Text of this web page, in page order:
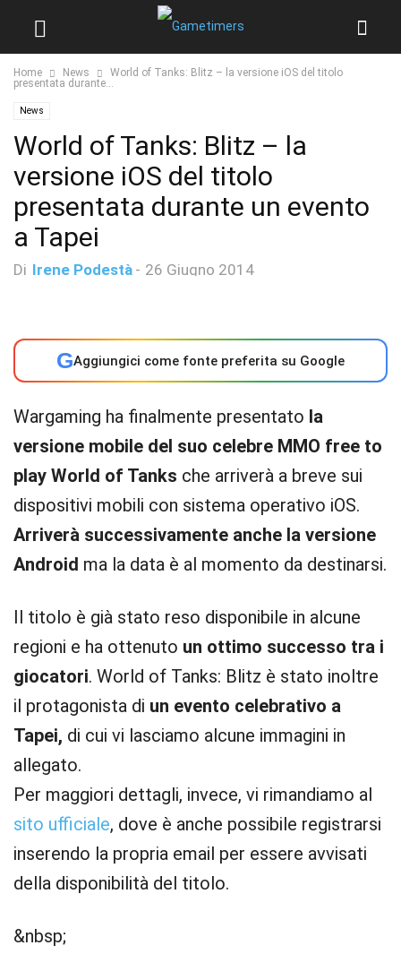
Home News
World of Tanks: Blitz – la versione iOS del titolo
presentata durante...
News
World of Tanks: Blitz – la
versione iOS del titolo
presentata durante un evento
a Tapei
Di Irene Podestà - 26 Giugno 2014
GAggiungici come fonte preferita su Google
Wargaming ha finalmente presentato la
versione mobile del suo celebre MMO free to
play World of Tanks che arriverà a breve sui
dispositivi mobili con sistema operativo iOS.
Arriverà successivamente anche la versione
Android ma la data è al momento da destinarsi.
Il titolo è già stato reso disponibile in alcune
regioni e ha ottenuto un ottimo successo tra i
giocatori. World of Tanks: Blitz è stato inoltre
il protagonista di un evento celebrativo a
Tapei, di cui vi lasciamo alcune immagini in
allegato.
Per maggiori dettagli, invece, vi rimandiamo al
sito ufficiale, dove è anche possibile registrarsi
inserendo la propria email per essere avvisati
della disponibilità del titolo.
&nbsp;